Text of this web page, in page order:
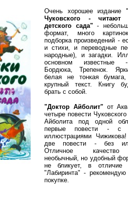
Очень хорошее издание
Чуковского - читают
детского сада"-
формат, много
подборка произведений -
и стихи, и переводные
народные), и загадки.
основном известные
Бордюка, Трепенок.
белая не тонкая бумага,
крупный текст. Книгу
брать с собой.
"Доктор Айболит"от
четыре повести
Айболита под одной
первые повести - с
иллюстрациями
две повести - без
Отличное качество
необычный, но удобный
не бликует, в отличие
"Лабиринта" - рекомендую
покупке.